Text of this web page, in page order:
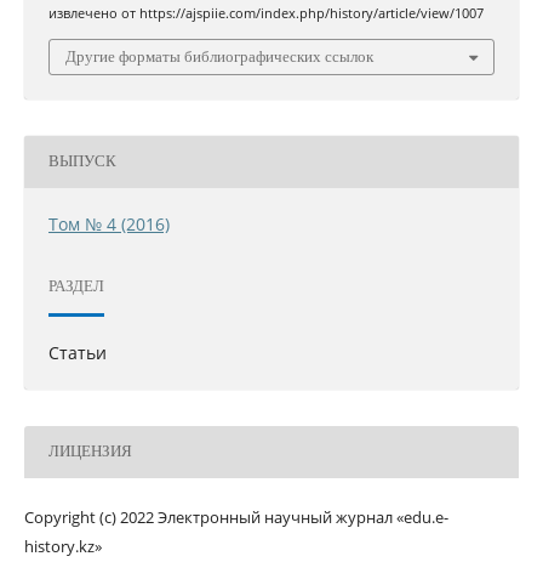
извлечено от https://ajspiie.com/index.php/history/article/view/1007
Другие форматы библиографических ссылок
ВЫПУСК
Том № 4 (2016)
РАЗДЕЛ
Статьи
ЛИЦЕНЗИЯ
Copyright (c) 2022 Электронный научный журнал «edu.e-
history.kz»